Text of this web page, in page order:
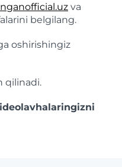
va
belgilang.
oshirishingiz
qilinadi.